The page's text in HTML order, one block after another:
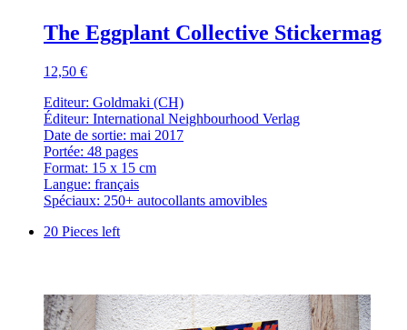
The Eggplant Collective Stickermag
12,50 €
Editeur: Goldmaki (CH)
Éditeur: International Neighbourhood Verlag
Date de sortie: mai 2017
Portée: 48 pages
Format: 15 x 15 cm
Langue: français
Spéciaux: 250+ autocollants amovibles
20 Pieces left